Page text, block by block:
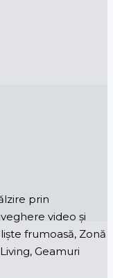
prin
video și
frumoasă, Zonă
Geamuri